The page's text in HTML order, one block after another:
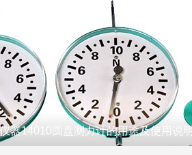
器14010圆盘测力计的用途及使用说